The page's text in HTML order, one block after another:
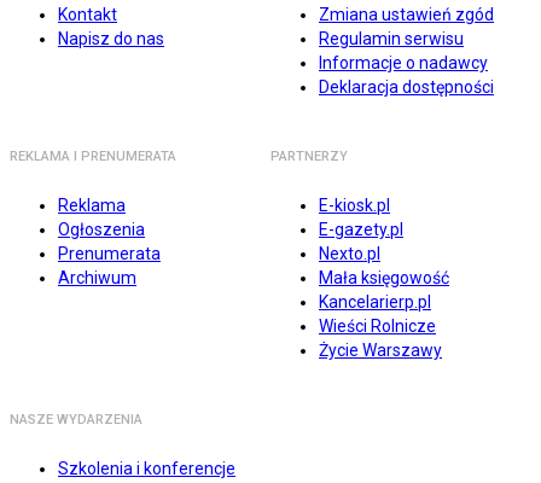
Kontakt
Napisz do nas
Zmiana ustawień zgód
Regulamin serwisu
Informacje o nadawcy
Deklaracja dostępności
REKLAMA I PRENUMERATA
Reklama
Ogłoszenia
Prenumerata
Archiwum
PARTNERZY
E-kiosk.pl
E-gazety.pl
Nexto.pl
Mała księgowość
Kancelarierp.pl
Wieści Rolnicze
Życie Warszawy
NASZE WYDARZENIA
Szkolenia i konferencje